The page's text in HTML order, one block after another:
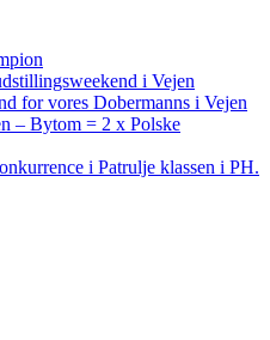
i Vejen
for vores Dobermanns i Vejen
– Bytom = 2 x Polske
i Patrulje klassen i PH.